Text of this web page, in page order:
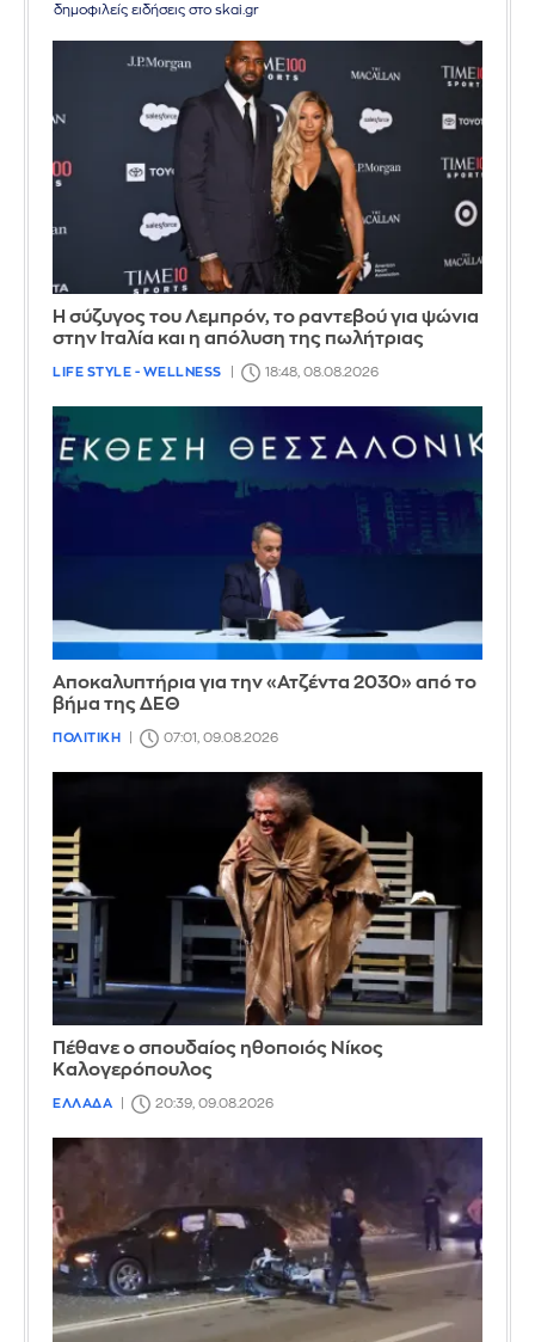
δημοφιλείς ειδήσεις στο skai.gr
Η σύζυγος του Λεμπρόν, το ραντεβού για ψώνια
στην Ιταλία και η απόλυση της πωλήτριας
LIFE STYLE - WELLNESS 18:48, 08.08.2026
Αποκαλυπτήρια για την «Ατζέντα 2030» από το
βήμα της ΔΕΘ
ΠΟΛΙΤΙΚΗ 07:01, 09.08.2026
Πέθανε ο σπουδαίος ηθοποιός Νίκος
Καλογερόπουλος
ΕΛΛΑΔΑ 20:39, 09.08.2026